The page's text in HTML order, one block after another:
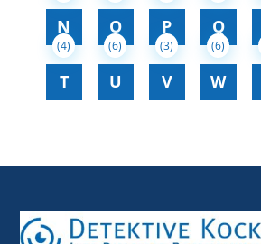
N O P Q
T
(4)
U
(6)
V
(3)
W
(6)